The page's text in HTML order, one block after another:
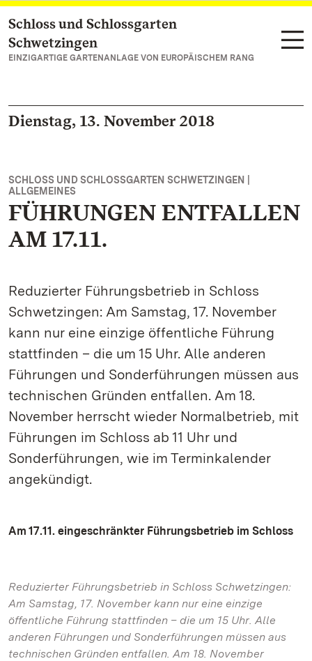
Zum Hauptinhalt springen
Schloss und Schlossgarten
Schwetzingen
EINZIGARTIGE GARTENANLAGE VON EUROPÄISCHEM RANG
Dienstag, 13. November 2018
SCHLOSS UND SCHLOSSGARTEN SCHWETZINGEN |
ALLGEMEINES
FÜHRUNGEN ENTFALLEN
AM 17.11.
Reduzierter Führungsbetrieb in Schloss
Schwetzingen: Am Samstag, 17. November
kann nur eine einzige öffentliche Führung
stattfinden – die um 15 Uhr. Alle anderen
Führungen und Sonderführungen müssen aus
technischen Gründen entfallen. Am 18.
November herrscht wieder Normalbetrieb, mit
Führungen im Schloss ab 11 Uhr und
Sonderführungen, wie im Terminkalender
angekündigt.
Am 17.11. eingeschränkter Führungsbetrieb im Schloss
Reduzierter Führungsbetrieb in Schloss Schwetzingen:
Am Samstag, 17. November kann nur eine einzige
öffentliche Führung stattfinden – die um 15 Uhr. Alle
anderen Führungen und Sonderführungen müssen aus
technischen Gründen entfallen. Am 18. November